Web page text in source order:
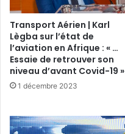
Transport Aérien | Karl
Lègba sur l’état de
l’aviation en Afrique : « …
Essaie de retrouver son
niveau d’avant Covid-19 »
1 décembre 2023